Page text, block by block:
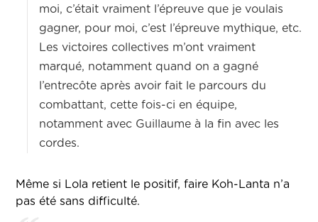
moi, c’était vraiment l’épreuve que je voulais
gagner, pour moi, c’est l’épreuve mythique, etc.
Les victoires collectives m’ont vraiment
marqué, notamment quand on a gagné
l’entrecôte après avoir fait le parcours du
combattant, cette fois-ci en équipe,
notamment avec Guillaume à la fin avec les
cordes.
Même si Lola retient le positif, faire Koh-Lanta n’a
pas été sans difficulté.